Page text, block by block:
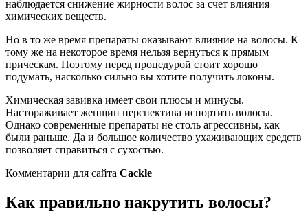
наблюдается снижение жирности волос за счет влияния
химических веществ.
Но в то же время препараты оказывают влияние на волосы. К
тому же на некоторое время нельзя вернуться к прямым
прическам. Поэтому перед процедурой стоит хорошо
подумать, насколько сильно вы хотите получить локоны.
Химическая завивка имеет свои плюсы и минусы.
Настораживает женщин перспектива испортить волосы.
Однако современные препараты не столь агрессивны, как
были раньше. Да и большое количество ухаживающих средств
позволяет справиться с сухостью.
Комментарии для сайта Cackle
Как правильно накрутить волосы?